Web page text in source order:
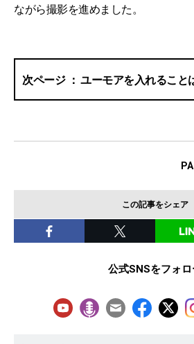
ながら撮影を進めました。
ユーモアを入れること
この記事をシェア
公式SNSをフォロ